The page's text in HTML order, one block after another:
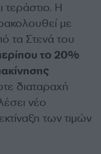
τεράστιο. Η
με
τα Στενά του
το 20%
διαταραχή
νέο
των τιμών